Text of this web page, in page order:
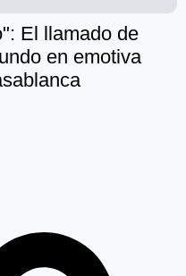
El llamado de
en emotiva